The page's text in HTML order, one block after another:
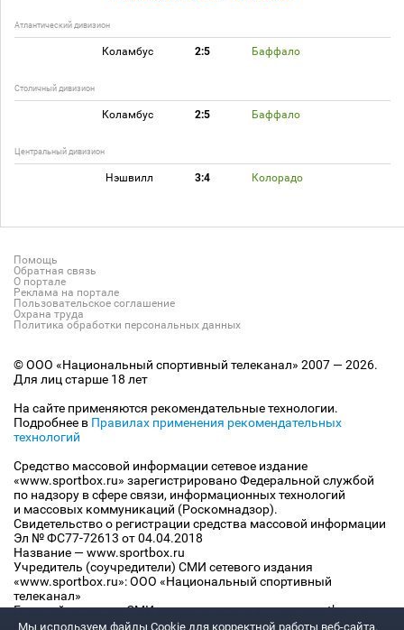
Атлантический дивизион
Коламбус 2:5 Баффало
Столичный дивизион
Коламбус 2:5 Баффало
Центральный дивизион
Нэшвилл 3:4 Колорадо
Помощь
Обратная связь
О портале
Реклама на портале
Пользовательское соглашение
Охрана труда
Политика обработки персональных данных
© ООО «Национальный спортивный телеканал» 2007 — 2026.
Для лиц старше 18 лет
На сайте применяются рекомендательные технологии.
Подробнее в Правилах применения рекомендательных
технологий
Средство массовой информации сетевое издание
«www.sportbox.ru» зарегистрировано Федеральной службой
по надзору в сфере связи, информационных технологий
и массовых коммуникаций (Роскомнадзор).
Свидетельство о регистрации средства массовой информации
Эл № ФС77-72613 от 04.04.2018
Название — www.sportbox.ru
Учредитель (соучредители) СМИ сетевого издания
«www.sportbox.ru»: ООО «Национальный спортивный
телеканал»
Главный редактор СМИ сетевого издания «www.sportbox.ru»:
Конов В.А.
Мы используем файлы Сookie для корректной работы веб-сайта.